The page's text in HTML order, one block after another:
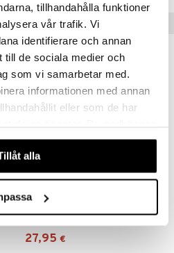
tillhandahålla funktioner
vår trafik. Vi
identifierare och annan
till de sociala medier och
som vi samarbetar med.
informationen med annan
eller som de har
av vår webbplats.
alla
tuotteet
FRAGRANCE WORLD
27,95 €